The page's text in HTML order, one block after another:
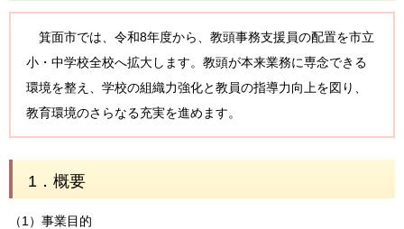
箕面市では、令和8年度から、教頭事務支援員の配置を市立
小・中学校全校へ拡大します。教頭が本来業務に専念できる
環境を整え、学校の組織力強化と教員の指導力向上を図り、
教育環境のさらなる充実を進めます。
1．概要
（1）事業目的